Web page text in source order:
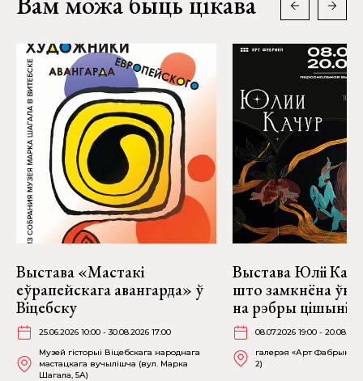
Выстава «Мастакі
еўрапейскага авангарда» ў
Віцебску
25.06.2026 10:00 - 30.08.2026 17:00
Музей гісторыі Віцебскага народнага
мастацкага вучылішча (вул. Марка
Шагала, 5А)
Выстава Юліі
што замкнёна
на рэбры цішыні»
08.07.2026 19:00 -
галерэя «Арт Фабрыка»
2)